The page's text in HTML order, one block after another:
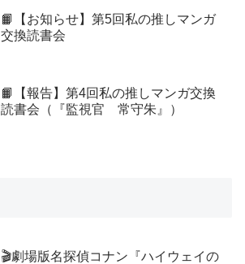
📙【お知らせ】第5回私の推しマンガ
交換読書会
📙【報告】第4回私の推しマンガ交換
読書会（『監視官 常守朱』）
🎬劇場版名探偵コナン『ハイウェイの